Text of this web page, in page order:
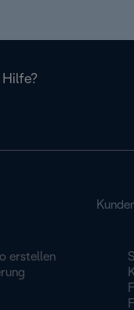
Hilfe?
erstellen